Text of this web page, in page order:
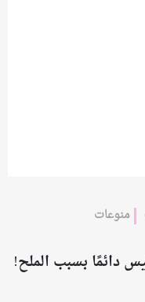
منوعات
دائمًا بسبب الملح!